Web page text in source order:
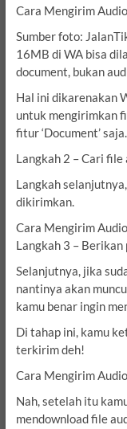
Cara Mengirim
Sumber foto:
16MB di WA bisa
document, bukan
Hal ini dikarenakan
untuk mengirimkan
fitur ‘Document’ saja.
Langkah 2 – Cari
Langkah
dikirimkan.
Cara Mengirim
Langkah 3 –
Selanjutnya, jika
nantinya akan
kamu benar ingin
Di tahap ini, kamu
terkirim deh!
Cara Mengirim
Nah, setelah itu
mendownload file